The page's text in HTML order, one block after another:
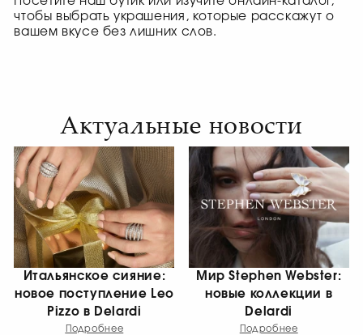
чтобы выбрать украшения, которые расскажут о
вашем вкусе без лишних слов.
Актуальные новости
Итальянское сияние:
новое поступление Leo
Pizzo в Delardi
Подробнее
Мир Stephen Webster:
новые коллекции в
Delardi
Подробнее